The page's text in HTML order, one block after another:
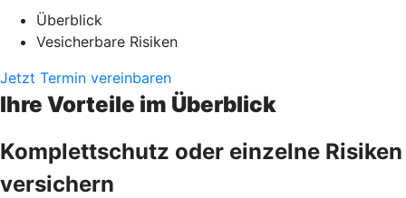
Überblick
Vesicherbare Risiken
Jetzt Termin vereinbaren
Ihre Vorteile im Überblick
Komplettschutz oder einzelne Risiken
versichern